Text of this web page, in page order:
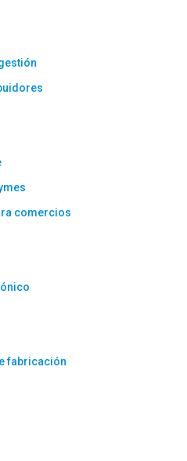
comercios
fabricación